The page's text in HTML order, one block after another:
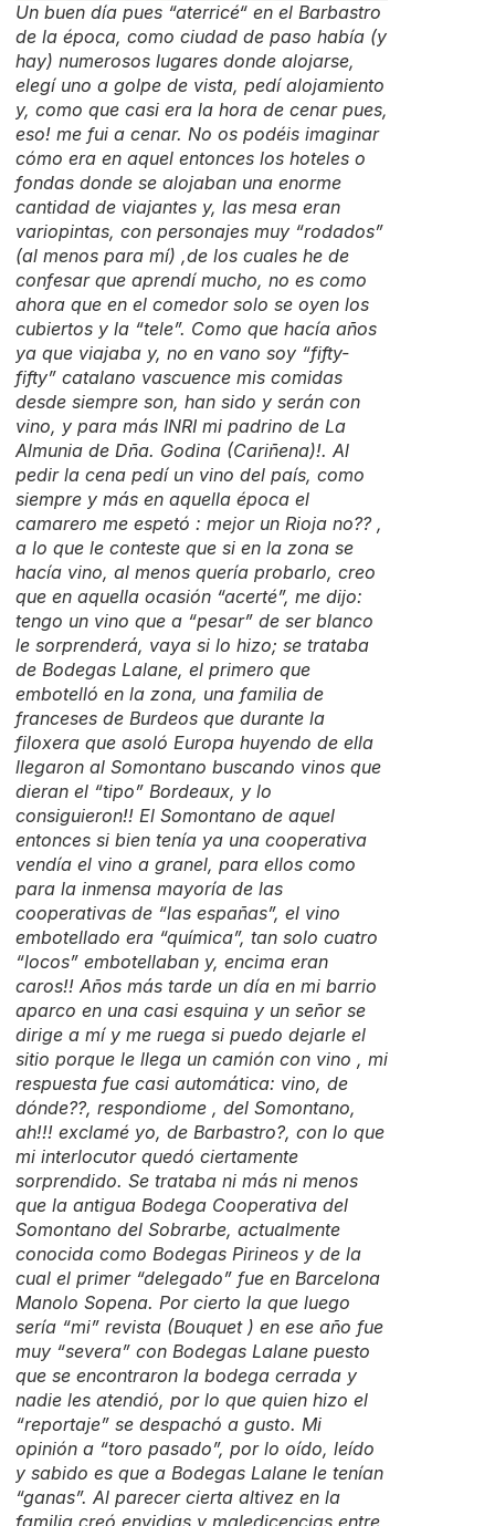
Un buen día pues “aterricé“ en el Barbastro
de la época, como ciudad de paso había (y
hay) numerosos lugares donde alojarse,
elegí uno a golpe de vista, pedí alojamiento
y, como que casi era la hora de cenar pues,
eso! me fui a cenar. No os podéis imaginar
cómo era en aquel entonces los hoteles o
fondas donde se alojaban una enorme
cantidad de viajantes y, las mesa eran
variopintas, con personajes muy “rodados”
(al menos para mí) ,de los cuales he de
confesar que aprendí mucho, no es como
ahora que en el comedor solo se oyen los
cubiertos y la “tele”. Como que hacía años
ya que viajaba y, no en vano soy “fifty-
fifty” catalano vascuence mis comidas
desde siempre son, han sido y serán con
vino, y para más INRI mi padrino de La
Almunia de Dña. Godina (Cariñena)!. Al
pedir la cena pedí un vino del país, como
siempre y más en aquella época el
camarero me espetó : mejor un Rioja no?? ,
a lo que le conteste que si en la zona se
hacía vino, al menos quería probarlo, creo
que en aquella ocasión “acerté”, me dijo:
tengo un vino que a “pesar” de ser blanco
le sorprenderá, vaya si lo hizo; se trataba
de Bodegas Lalane, el primero que
embotelló en la zona, una familia de
franceses de Burdeos que durante la
filoxera que asoló Europa huyendo de ella
llegaron al Somontano buscando vinos que
dieran el “tipo” Bordeaux, y lo
consiguieron!! El Somontano de aquel
entonces si bien tenía ya una cooperativa
vendía el vino a granel, para ellos como
para la inmensa mayoría de las
cooperativas de “las españas”, el vino
embotellado era “química”, tan solo cuatro
“locos” embotellaban y, encima eran
caros!! Años más tarde un día en mi barrio
aparco en una casi esquina y un señor se
dirige a mí y me ruega si puedo dejarle el
sitio porque le llega un camión con vino , mi
respuesta fue casi automática: vino, de
dónde??, respondiome , del Somontano,
ah!!! exclamé yo, de Barbastro?, con lo que
mi interlocutor quedó ciertamente
sorprendido. Se trataba ni más ni menos
que la antigua Bodega Cooperativa del
Somontano del Sobrarbe, actualmente
conocida como Bodegas Pirineos y de la
cual el primer “delegado” fue en Barcelona
Manolo Sopena. Por cierto la que luego
sería “mi” revista (Bouquet ) en ese año fue
muy “severa” con Bodegas Lalane puesto
que se encontraron la bodega cerrada y
nadie les atendió, por lo que quien hizo el
“reportaje” se despachó a gusto. Mi
opinión a “toro pasado”, por lo oído, leído
y sabido es que a Bodegas Lalane le tenían
“ganas”. Al parecer cierta altivez en la